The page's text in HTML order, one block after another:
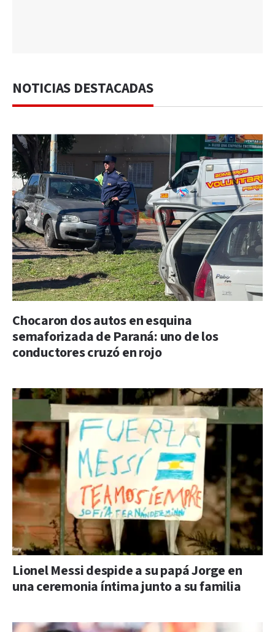
NOTICIAS DESTACADAS
Chocaron dos autos en esquina
semaforizada de Paraná: uno de los
conductores cruzó en rojo
Lionel Messi despide a su papá Jorge en
una ceremonia íntima junto a su familia